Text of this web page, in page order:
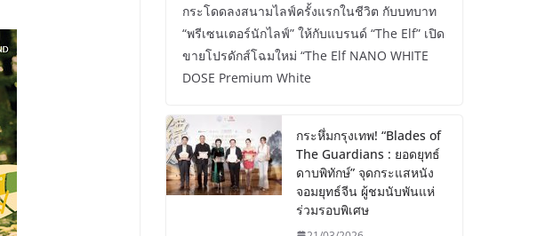
กระโดดลงสนามไลฟ์ครั้งแรกในชีวิต กับบทบาท
“พรีเซนเตอร์นักไลฟ์” ให้กับแบรนด์ “The Elf” เปิด
ขายโปรดักส์โฉมใหม่ “The Elf NANO WHITE
DOSE Premium White
กระหึ่มกรุงเทพ! “Blades of
The Guardians : ยอดยุทธ์
ดาบพิทักษ์” จุดกระแสหนัง
จอมยุทธ์จีน ผู้ชมนับพันแห่
ร่วมรอบพิเศษ